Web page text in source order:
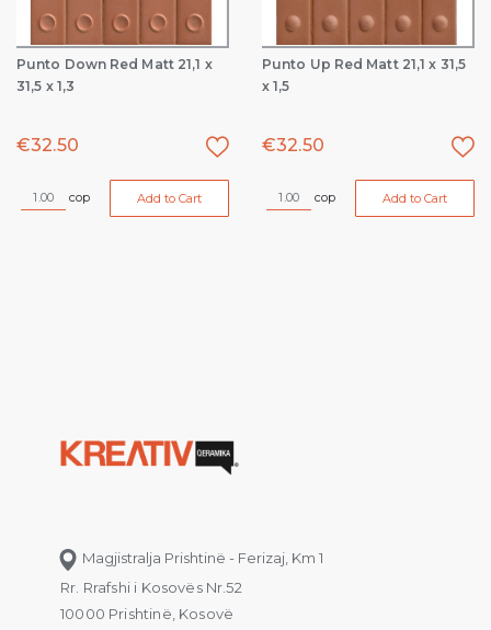
Punto Down Red Matt 21,1 x
31,5 x 1,3
€32.50
cop Add to Cart
Punto Up Red Matt 21,1 x 31,5
x 1,5
€32.50
cop Add to Cart
Magjistralja Prishtinë - Ferizaj, Km 1
Rr. Rrafshi i Kosovës Nr.52
10000 Prishtinë, Kosovë